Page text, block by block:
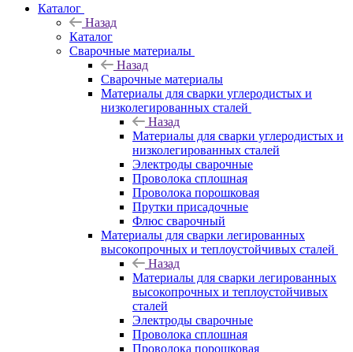
Каталог
Назад
Каталог
Сварочные материалы
Назад
Сварочные материалы
Материалы для сварки углеродистых и
низколегированных сталей
Назад
Материалы для сварки углеродистых и
низколегированных сталей
Электроды сварочные
Проволока сплошная
Проволока порошковая
Прутки присадочные
Флюс сварочный
Материалы для сварки легированных
высокопрочных и теплоустойчивых сталей
Назад
Материалы для сварки легированных
высокопрочных и теплоустойчивых
сталей
Электроды сварочные
Проволока сплошная
Проволока порошковая